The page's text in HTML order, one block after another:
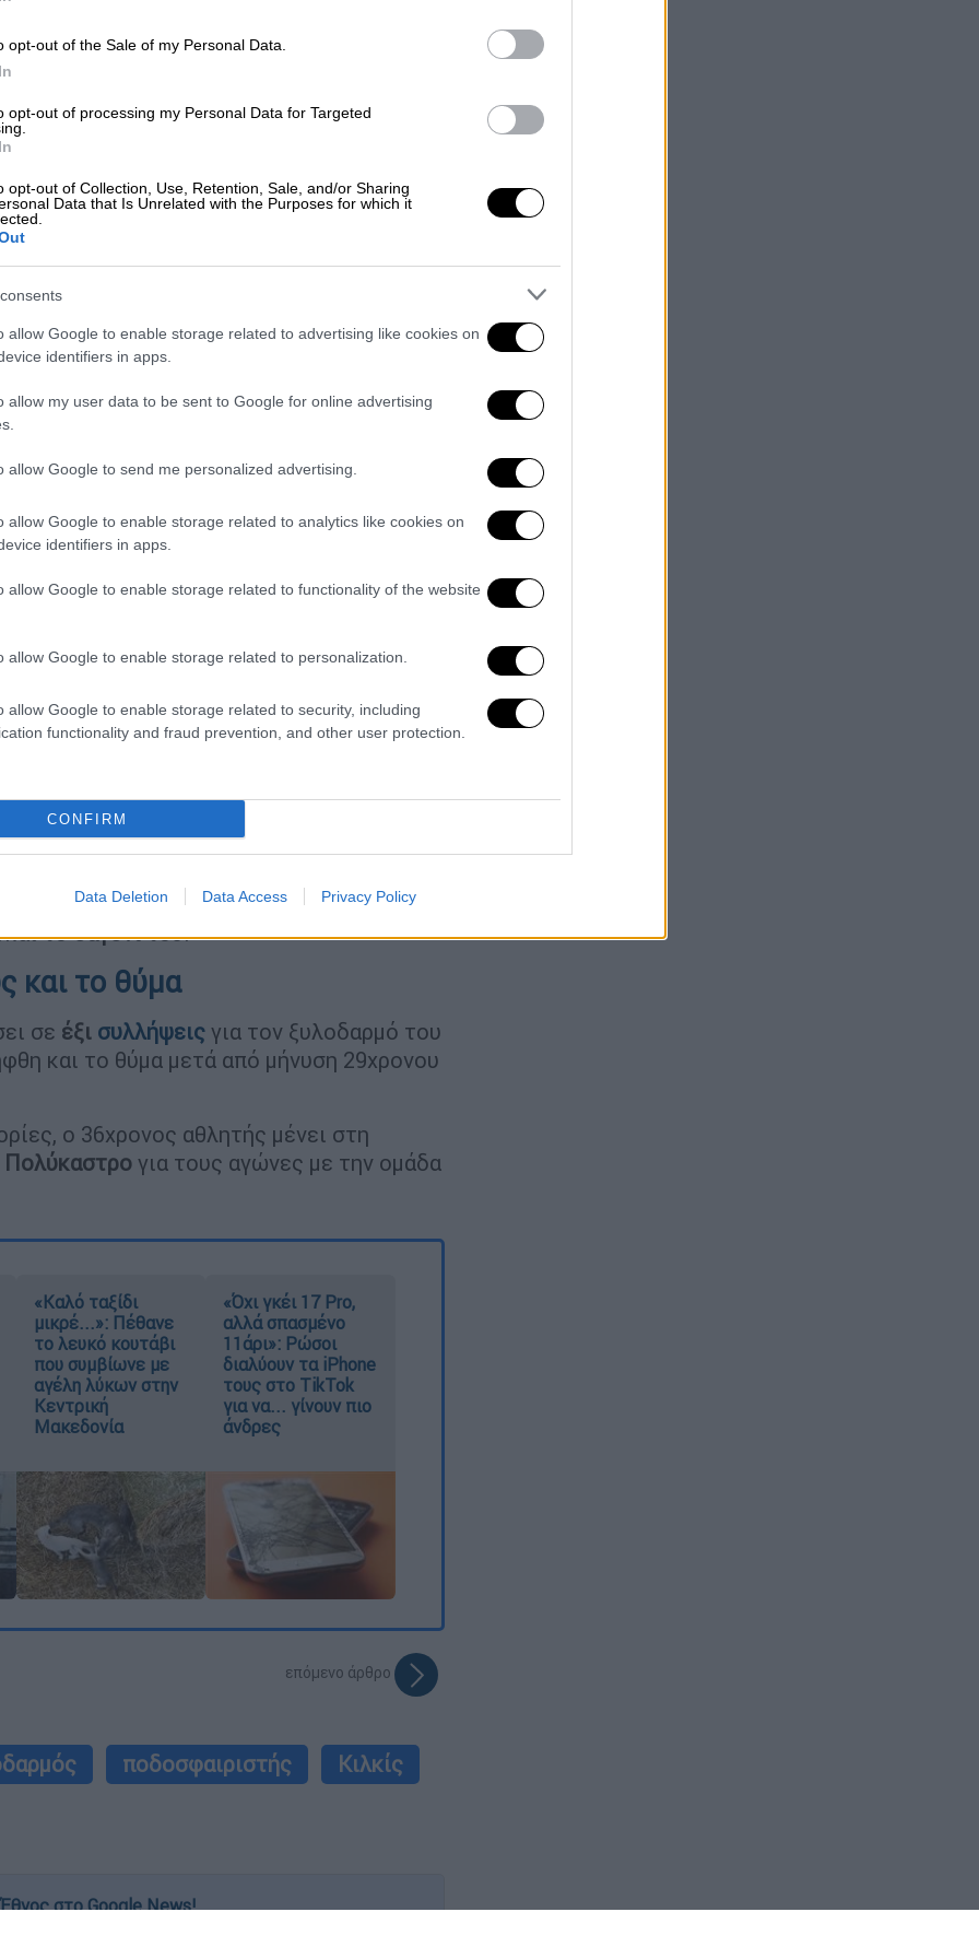
opt-out of the Sale of my Personal Data.
opt-out of processing my Personal Data for Targeted
opt-out of Collection, Use, Retention, Sale, and/or Sharing
Data that Is Unrelated with the Purposes for which it
allow Google to enable storage related to advertising like cookies on
identifiers in apps.
allow my user data to be sent to Google for online advertising
allow Google to send me personalized advertising.
allow Google to enable storage related to analytics like cookies on
identifiers in apps.
allow Google to enable storage related to functionality of the website
allow Google to enable storage related to personalization.
allow Google to enable storage related to security, including
functionality and fraud prevention, and other user protection.
CONFIRM
Data Deletion Data Access Privacy Policy
και τον χτύπησαν με
συμπλοκής ήταν μία λογομαχία
από την αντίπαλη ομάδα κατά τον αγώνα.
στηναποβολήτων δύο αθλητών.
κεφάλι» - Έσπασε κλείδα
όταν άγνωστοι κινήθηκαν με οχήματα
στο πρόσωπο τον 36χρονο. Σύμφωνα
στο Πολύκαστρο. Εκεί έγινε η
στο έδαφος και
μετά από αγώνα-Στο
«φυλακισμένους» – Την εξέδιδαν
δρούσε το κύκλωμα μαστροπών
μεταφέρθηκαν σε εργαστήριο της
της Τζωρτζίνας
μετά τις εξετάσεις που υποβλήθηκε
και τοσαγόνιτου.
και το θύμα
σε έξι συλλήψεις για τον ξυλοδαρμό του
και το θύμα μετά από μήνυση 29χρονου
ο 36χρονος αθλητής μένει στη
Πολύκαστρο για τους αγώνες με την ομάδα
«Καλό ταξίδι
μικρέ...»: Πέθανε
το λευκό κουτάβι
που συμβίωνε με
αγέλη λύκων στην
Κεντρική
Μακεδονία
«Όχι γκέι 17 Pro,
αλλά σπασμένο
11άρι»: Ρώσοι
διαλύουν τα iPhone
τους στο TikTok
για να... γίνουν πιο
άνδρες
επόμενο άρθρο
ποδοσφαιριστής
Κιλκίς
στο Google News!